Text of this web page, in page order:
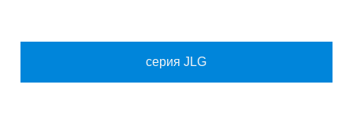
серия JLG